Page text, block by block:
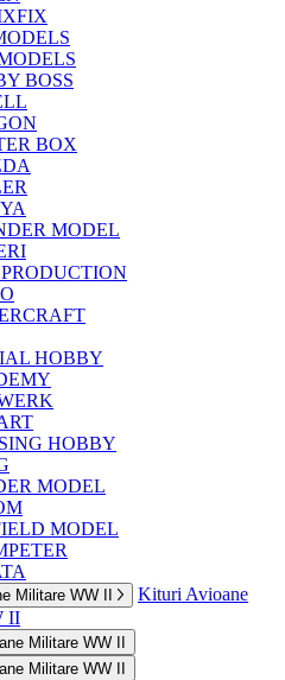
BOSS
BOX
MODEL
HOBBY
HOBBY
MODEL
MODEL
Militare WW II
Kituri Avioane
II
Militare WW II
Militare WW II